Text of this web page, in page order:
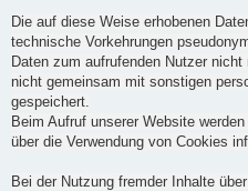
Die auf diese Weise erhobenen
technische Vorkehrungen
Daten zum aufrufenden Nutzer
nicht gemeinsam mit sonstigen
gespeichert.
Beim Aufruf unserer Website
über die Verwendung von Cookies
Bei der Nutzung fremder Inhalte